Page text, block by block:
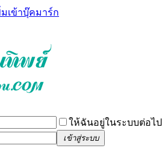
มเข้าบุ๊คมาร์ก
ให้ฉันอยู่ในระบบต่อไป
เข้าสู่ระบบ